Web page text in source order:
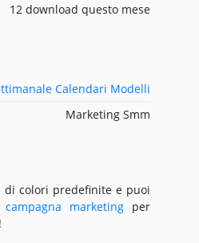
12 download questo mese
Calendari Modelli
Marketing Smm
di colori predefinite e puoi
marketing per